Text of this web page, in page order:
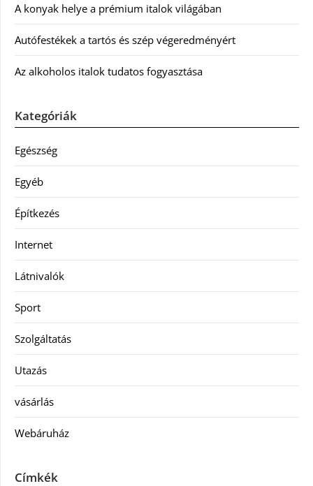
A konyak helye a prémium italok világában
Autófestékek a tartós és szép végeredményért
Az alkoholos italok tudatos fogyasztása
Kategóriák
Egészség
Egyéb
Építkezés
Internet
Látnivalók
Sport
Szolgáltatás
Utazás
vásárlás
Webáruház
Címkék